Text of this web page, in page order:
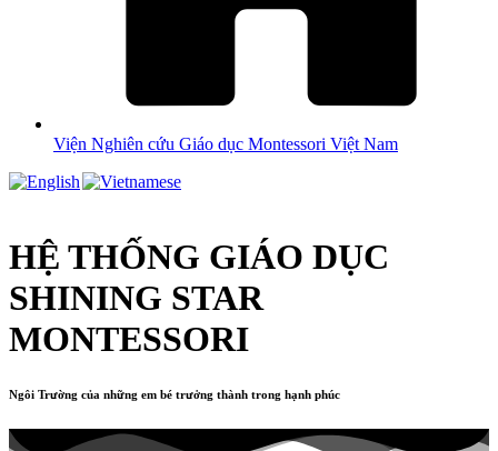
Viện Nghiên cứu Giáo dục Montessori Việt Nam
HỆ THỐNG GIÁO DỤC
SHINING STAR
MONTESSORI
Ngôi Trường của những em bé trưởng thành trong hạnh phúc